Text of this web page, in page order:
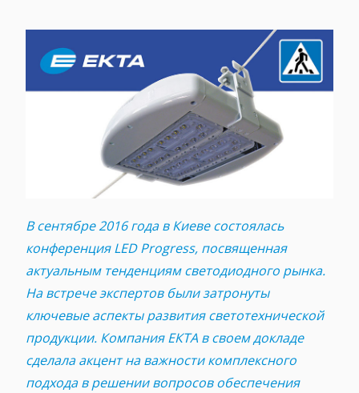
В сентябре 2016 года в Киеве состоялась
конференция LED Progress, посвященная
актуальным тенденциям светодиодного рынка.
На встрече экспертов были затронуты
ключевые аспекты развития светотехнической
продукции. Компания ЕКТА в своем докладе
сделала акцент на важности комплексного
подхода в решении вопросов обеспечения